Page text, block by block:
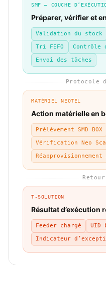
SMF — COUCHE
Préparer, vérifier et
Validation du stock
Tri FEFO
Contrôle
Envoi des tâches
Protocole
MATÉRIEL NEOTEL
Action matérielle en
Prélèvement SMD BOX
Vérification Neo
Réapprovisionnement
T-SOLUTION
Résultat d’exécution
Feeder chargé UID
Indicateur